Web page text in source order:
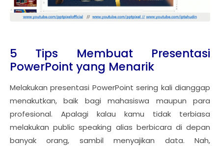
5 Tips Membuat Presentasi
PowerPoint yang Menarik
Melakukan presentasi PowerPoint sering kali dianggap
menakutkan, baik bagi mahasiswa maupun para
profesional. Apalagi kalau kamu tidak terbiasa
melakukan public speaking alias berbicara di depan
banyak orang, sambil menyajikan data. Nah,